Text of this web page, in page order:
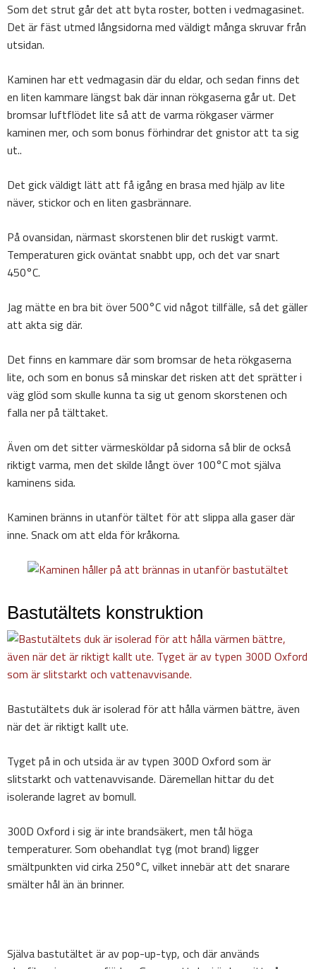
Som det strut går det att byta roster, botten i vedmagasinet.
Det är fäst utmed långsidorna med väldigt många skruvar från
utsidan.
Kaminen har ett vedmagasin där du eldar, och sedan finns det
en liten kammare längst bak där innan rökgaserna går ut. Det
bromsar luftflödet lite så att de varma rökgaser värmer
kaminen mer, och som bonus förhindrar det gnistor att ta sig
ut..
Det gick väldigt lätt att få igång en brasa med hjälp av lite
näver, stickor och en liten gasbrännare.
På ovansidan, närmast skorstenen blir det ruskigt varmt.
Temperaturen gick oväntat snabbt upp, och det var snart
450°C.
Jag mätte en bra bit över 500°C vid något tillfälle, så det gäller
att akta sig där.
Det finns en kammare där som bromsar de heta rökgaserna
lite, och som en bonus så minskar det risken att det sprätter i
väg glöd som skulle kunna ta sig ut genom skorstenen och
falla ner på tälttaket.
Även om det sitter värmesköldar på sidorna så blir de också
riktigt varma, men det skilde långt över 100°C mot själva
kaminens sida.
Kaminen bränns in utanför tältet för att slippa alla gaser där
inne. Snack om att elda för kråkorna.
Bastutältets konstruktion
Bastutältets duk är isolerad för att hålla värmen bättre, även
när det är riktigt kallt ute.
Tyget på in och utsida är av typen 300D Oxford som är
slitstarkt och vattenavvisande. Däremellan hittar du det
isolerande lagret av bomull.
300D Oxford i sig är inte brandsäkert, men tål höga
temperaturer. Som obehandlat tyg (mot brand) ligger
smältpunkten vid cirka 250°C, vilket innebär att det snarare
smälter hål än än brinner.
Själva bastutältet är av pop-up-typ, och där används